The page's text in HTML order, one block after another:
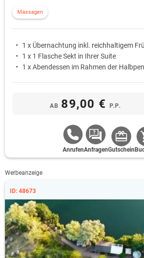
Massagen
1 x Übernachtung inkl. reichhaltigem
1 x 1 Flasche Sekt in Ihrer Suite
1 x Abendessen im Rahmen der
AB 89,00 € P.P.
AnrufenAnfragenGutschein
Werbeanzeige
ID: 48673